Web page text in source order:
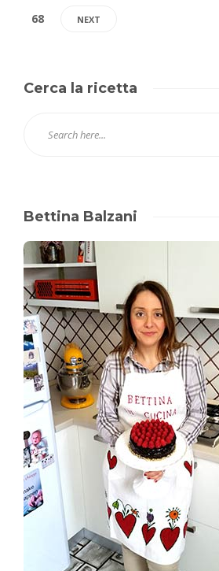
68 NEXT
Cerca la ricetta
Bettina Balzani